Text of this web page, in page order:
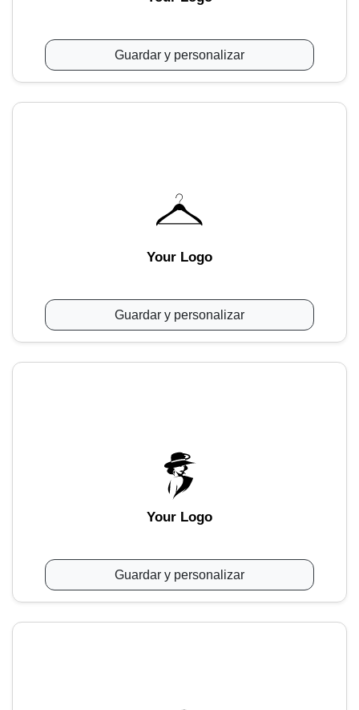
Guardar y personalizar
Your Logo
Guardar y personalizar
Your Logo
Guardar y personalizar